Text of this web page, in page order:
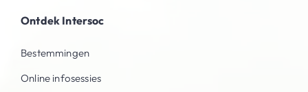
Ontdek Intersoc
Bestemmingen
Online infosessies